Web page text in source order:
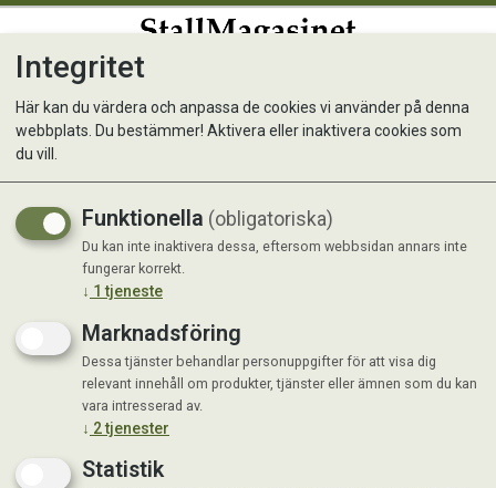
Hundskål rostfri insats vit
950ml
Integritet
Här kan du värdera och anpassa de cookies vi använder på denna
webbplats. Du bestämmer! Aktivera eller inaktivera cookies som
du vill.
Funktionella (obligatoriska)
Du kan inte inaktivera dessa, eftersom webbsidan annars inte
fungerar korrekt.
↓ 1 tjeneste
Marknadsföring
Dessa tjänster behandlar personuppgifter för att visa dig
relevant innehåll om produkter, tjänster eller ämnen som du kan
vara intresserad av.
↓ 2tjenester
Statistik